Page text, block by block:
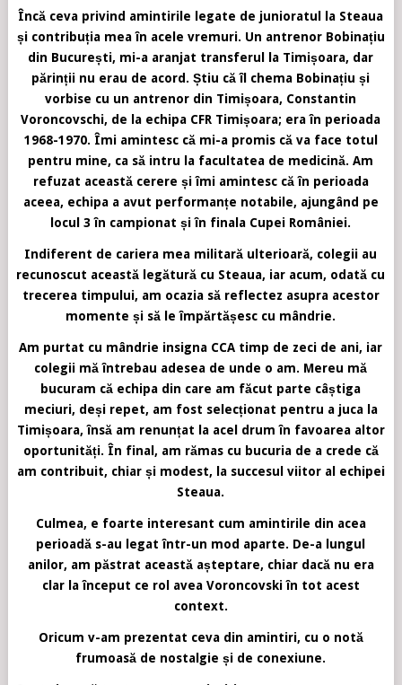
Încă ceva privind amintirile legate de junioratul la Steaua
și contribuția mea în acele vremuri. Un antrenor Bobinațiu
din București, mi-a aranjat transferul la Timișoara, dar
părinții nu erau de acord. Știu că îl chema Bobinațiu și
vorbise cu un antrenor din Timișoara, Constantin
Voroncovschi, de la echipa CFR Timișoara; era în perioada
1968-1970. Îmi amintesc că mi-a promis că va face totul
pentru mine, ca să intru la facultatea de medicină. Am
refuzat această cerere și îmi amintesc că în perioada
aceea, echipa a avut performanțe notabile, ajungând pe
locul 3 în campionat și în finala Cupei României.
Indiferent de cariera mea militară ulterioară, colegii au
recunoscut această legătură cu Steaua, iar acum, odată cu
trecerea timpului, am ocazia să reflectez asupra acestor
momente și să le împărtășesc cu mândrie.
Am purtat cu mândrie insigna CCA timp de zeci de ani, iar
colegii mă întrebau adesea de unde o am. Mereu mă
bucuram că echipa din care am făcut parte câștiga
meciuri, deși repet, am fost selecționat pentru a juca la
Timișoara, însă am renunțat la acel drum în favoarea altor
oportunități. În final, am rămas cu bucuria de a crede că
am contribuit, chiar și modest, la succesul viitor al echipei
Steaua.
Culmea, e foarte interesant cum amintirile din acea
perioadă s-au legat într-un mod aparte. De-a lungul
anilor, am păstrat această așteptare, chiar dacă nu era
clar la început ce rol avea Voroncovski în tot acest
context.
Oricum v-am prezentat ceva din amintiri, cu o notă
frumoasă de nostalgie și de conexiune.